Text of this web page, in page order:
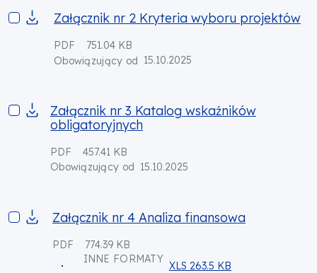
Załącznik nr 2 Kryteria wyboru projektów
Załącznik nr 2 Kryteria wyboru projektów
PDF
751.04 KB
Obowiązujący od 15.10.2025
Załącznik nr 3 Katalog wskaźników obligatoryjnych
Załącznik nr 3 Katalog wskaźników
obligatoryjnych
PDF
457.41 KB
Obowiązujący od 15.10.2025
Załącznik nr 4 Analiza finansowa
Załącznik nr 4 Analiza finansowa
PDF
774.39 KB
INNE FORMATY
XLS 263.5 KB